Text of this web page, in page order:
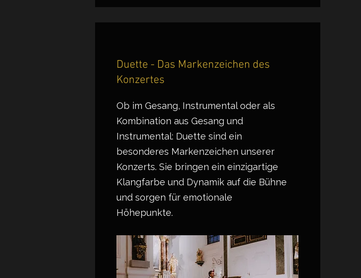
Duette - Das Markenzeichen des
Konzertes
Ob im Gesang, Instrumental oder als
Kombination aus Gesang und
Instrumental: Duette sind ein
besonderes Markenzeichen unserer
Konzerts. Sie bringen ein einzigartige
Klangfarbe und Dynamik auf die Bühne
und sorgen für emotionale
Höhepunkte.